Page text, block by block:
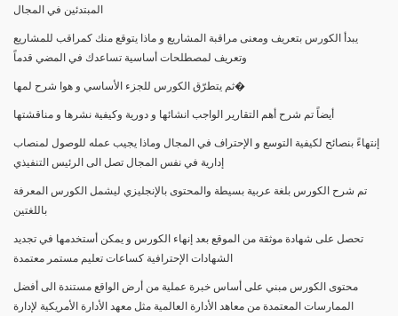
المبتدئين في المجال
يبدأ الكورس بتعريف ومعنى مراقبة المشاريع و ماذا يتوقع منك كمراقب للمشاريع
وتعريف لمصطلحات أساسية تساعدك في المضي قدماً
ثم يتطرّق الكورس للجزء الأساسي و هوا شرح لمها�
أيضاً تم شرح أهم التقارير الواجب انشائها و دورية وكيفية نشرها و مناقشتها
إنتهاءً بنصائح لكيفية التوسع و الإحتراف في المجال وماذا يجيب عمله للوصول لمنصاب
إدارية في نفس المجال تصل الى الرئيس التنفيذي
تم شرح الكورس بلغة عربية بسيطة والمحتوى بالإنجليزي ليشمل الكورس المعرفة
باللغتين
تحصل على شهادة موثقة من الموقع بعد إنهاء الكورس و يمكن أستخدمها في تجديد
الشهادات الإحترافية كساعات تعليم مستمر معتمدة
محتوى الكورس مبني على أساس خبرة عملية من أرض الواقع مستندة الى أفضل
الممارسات المعتمدة من معاهد الأدارة العالمية مثل معهد الأدارة الأمريكية لإدارة